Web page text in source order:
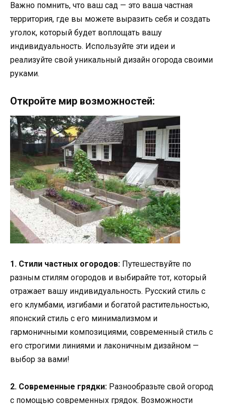
Важно помнить, что ваш сад — это ваша частная
территория, где вы можете выразить себя и создать
уголок, который будет воплощать вашу
индивидуальность. Используйте эти идеи и
реализуйте свой уникальный дизайн огорода своими
руками.
Откройте мир возможностей:
1. Стили частных огородов: Путешествуйте по
разным стилям огородов и выбирайте тот, который
отражает вашу индивидуальность. Русский стиль с
его клумбами, изгибами и богатой растительностью,
японский стиль с его минимализмом и
гармоничными композициями, современный стиль с
его строгими линиями и лаконичным дизайном —
выбор за вами!
2. Современные грядки: Разнообразьте свой огород
с помощью современных грядок. Возможности